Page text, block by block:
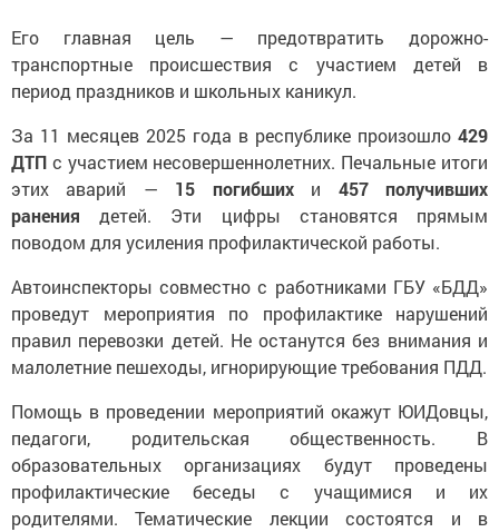
Его главная цель — предотвратить дорожно-
транспортные происшествия с участием детей в
период праздников и школьных каникул.
За 11 месяцев 2025 года в республике произошло 429
ДТП с участием несовершеннолетних. Печальные итоги
этих аварий — 15 погибшихи 457 получивших
ранения детей. Эти цифры становятся прямым
поводом для усиления профилактической работы.
Автоинспекторы совместно с работниками ГБУ «БДД»
проведут мероприятия по профилактике нарушений
правил перевозки детей. Не останутся без внимания и
малолетние пешеходы, игнорирующие требования ПДД.
Помощь в проведении мероприятий окажут ЮИДовцы,
педагоги, родительская общественность. В
образовательных организациях будут проведены
профилактические беседы с учащимися и их
родителями. Тематические лекции состоятся и в